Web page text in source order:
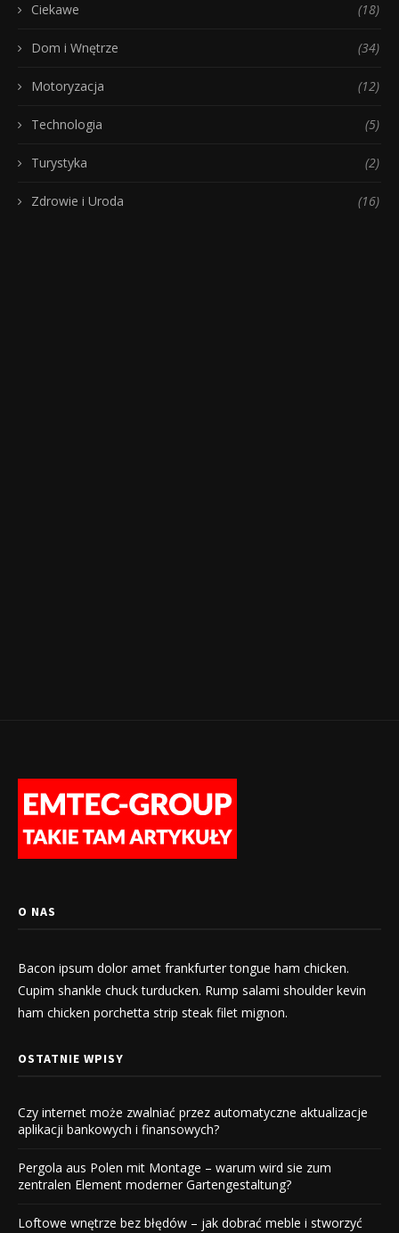
Ciekawe (18)
Dom i Wnętrze (34)
Motoryzacja (12)
Technologia (5)
Turystyka (2)
Zdrowie i Uroda (16)
O NAS
Bacon ipsum dolor amet frankfurter tongue ham chicken.
Cupim shankle chuck turducken. Rump salami shoulder kevin
ham chicken porchetta strip steak filet mignon.
OSTATNIE WPISY
Czy internet może zwalniać przez automatyczne aktualizacje
aplikacji bankowych i finansowych?
Pergola aus Polen mit Montage – warum wird sie zum
zentralen Element moderner Gartengestaltung?
Loftowe wnętrze bez błędów – jak dobrać meble i stworzyć